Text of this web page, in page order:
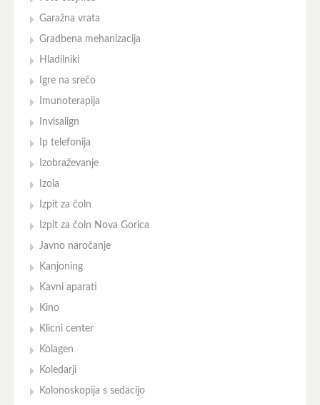
Garažna vrata
Gradbena mehanizacija
Hladilniki
Igre na srečo
Imunoterapija
Invisalign
Ip telefonija
Izobraževanje
Izola
Izpit za čoln
Izpit za čoln Nova Gorica
Javno naročanje
Kanjoning
Kavni aparati
Kino
Klicni center
Kolagen
Koledarji
Kolonoskopija s sedacijo